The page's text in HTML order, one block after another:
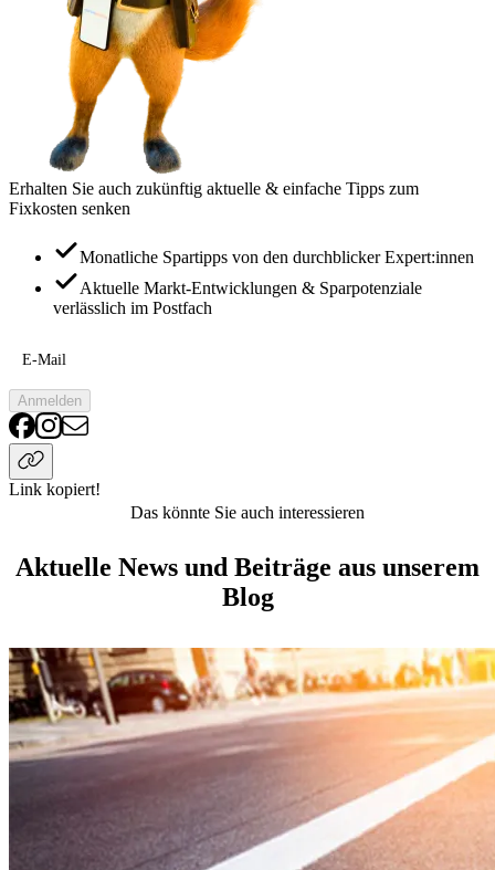
Erhalten Sie auch zukünftig aktuelle & einfache Tipps zum
Fixkosten senken
Monatliche Spartipps von den durchblicker Expert:innen
Aktuelle Markt-Entwicklungen & Sparpotenziale
verlässlich im Postfach
E-Mail
Anmelden
Link kopiert!
Das könnte Sie auch interessieren
Aktuelle News und Beiträge aus unserem
Blog